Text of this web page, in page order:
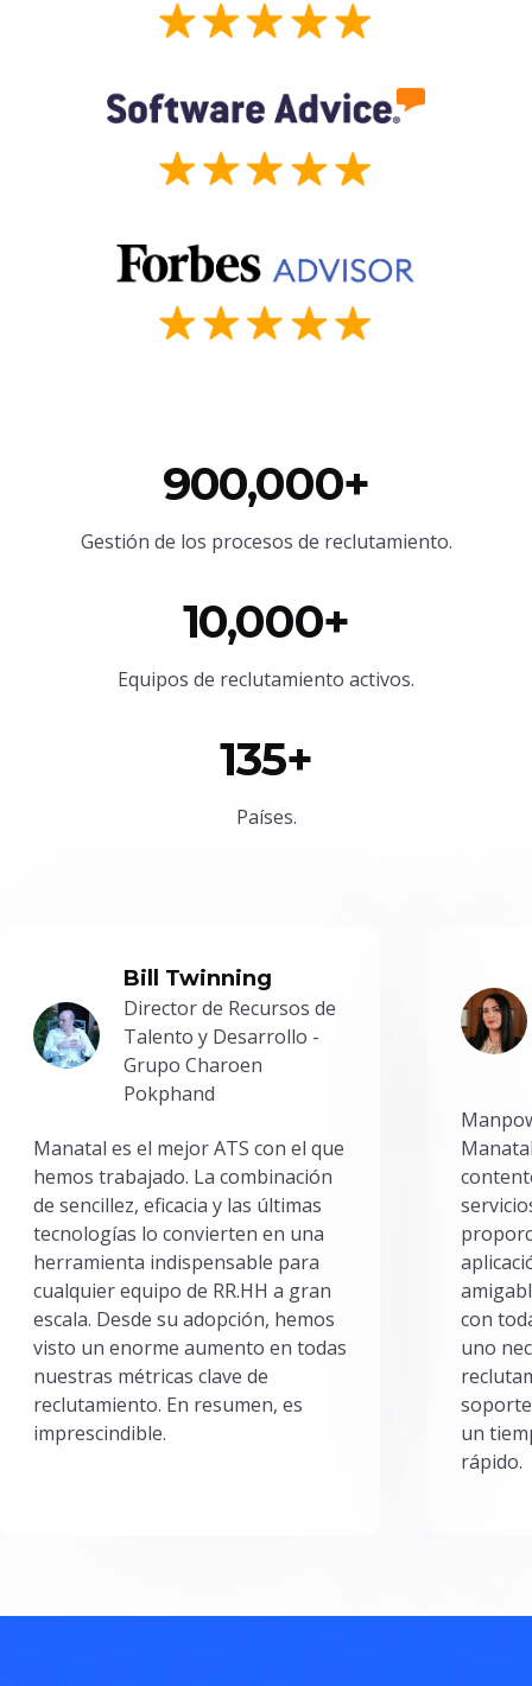
900,000+
Gestión de los procesos de reclutamiento.
10,000+
Equipos de reclutamiento activos.
135+
Países.
Bill Twinning
Director de Recursos de
Talento y Desarrollo -
Grupo Charoen
Pokphand
Manatal es el mejor ATS con el que
hemos trabajado. La combinación
de sencillez, eficacia y las últimas
tecnologías lo convierten en una
herramienta indispensable para
cualquier equipo de RR.HH a gran
escala. Desde su adopción, hemos
visto un enorme aumento en todas
nuestras métricas clave de
reclutamiento. En resumen, es
imprescindible.
con
uno
un
rápido.